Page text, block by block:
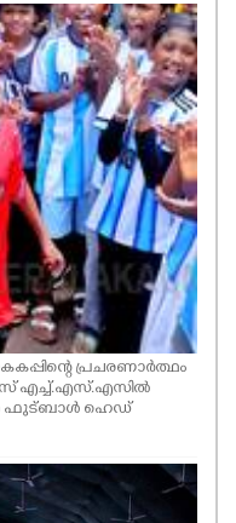
പ്രചരണാർത്ഥം
എച്ച്.എസ്.എസിൽ
ഫുട്ബാൾ ഹെഡ്